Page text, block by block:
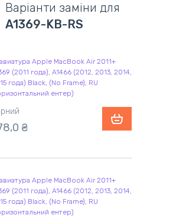
Варіанти заміни для
A1369-KB-RS
Apple MacBook Air 2011+
(2011 года), A1466 (2012, 2013, 2014,
года) Black, (No Frame), RU
ентер)
₴
Apple MacBook Air 2011+
(2011 года), A1466 (2012, 2013, 2014,
года) Black, (No Frame), RU
ентер)